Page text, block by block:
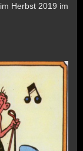
Herbst 2019 im